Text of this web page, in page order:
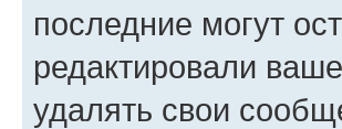
последние могут
редактировали
удалять свои